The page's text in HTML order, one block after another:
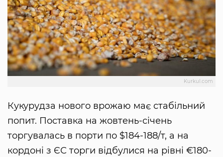
Kurkul.com
Кукурудза нового врожаю має стабільний
попит. Поставка на жовтень-січень
торгувалась в порти по $184-188/т, а на
кордоні з ЄС торги відбулися на рівні €180-